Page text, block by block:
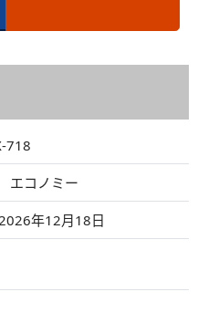
718
エコノミー
年12月18日